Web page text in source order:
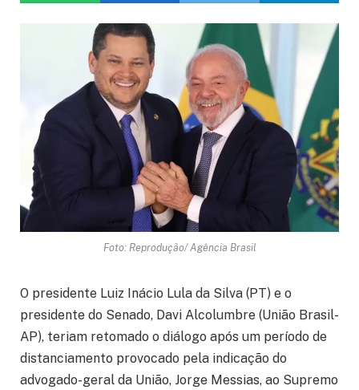
Foto: Reprodução/ Agência Brasil
O presidente Luiz Inácio Lula da Silva (PT) e o
presidente do Senado, Davi Alcolumbre (União Brasil-
AP), teriam retomado o diálogo após um período de
distanciamento provocado pela indicação do
advogado-geral da União, Jorge Messias, ao Supremo